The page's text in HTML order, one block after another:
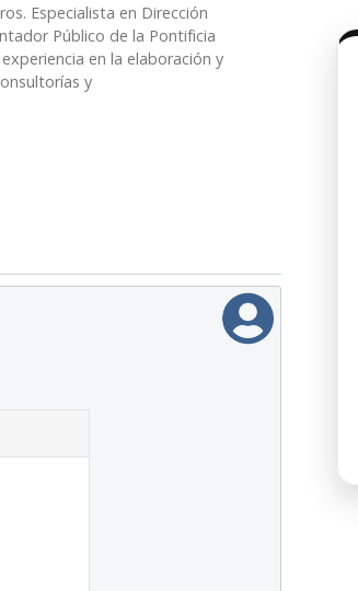
Especialista en Dirección
Público de la Pontificia
en la elaboración y
y